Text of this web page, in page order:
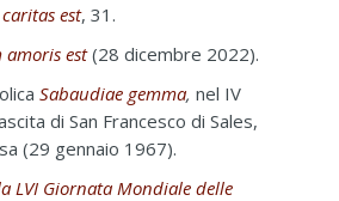
est, 31.
amoris est(28 dicembre 2022).
Sabaudiae gemma, nel IV
di San Francesco di Sales,
(29 gennaio 1967).
LVI Giornata Mondiale delle